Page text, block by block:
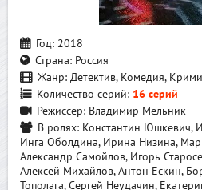
Год: 2018
Страна: Россия
Жанр: Детектив, Комедия,
Количество серий: 16 серий
Режиссер: Владимир Мельник
В ролях: Константин Юшкевич,
Инга Оболдина, Ирина Низина,
Александр Самойлов, Игорь
Алексей Михайлов, Антон Ескин,
Тополага, Сергей Неудачин,